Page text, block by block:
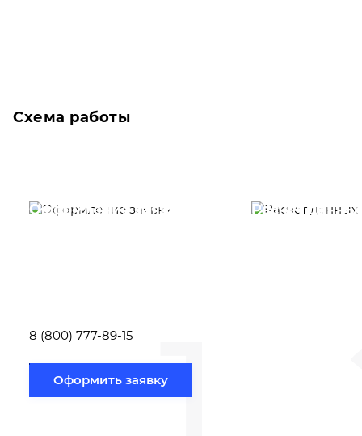
Схема работы
Оформление заявки
8 (800) 777-89-15
Оформить заявку
Расчет